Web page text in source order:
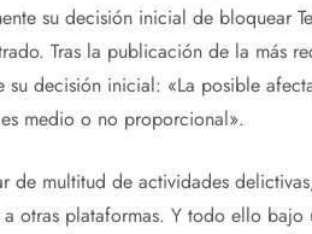
su decisión inicial de bloquear
Tras la publicación de la más
su decisión inicial: «La posible
medio o no proporcional».
de multitud de actividades
otras plataformas. Y todo ello